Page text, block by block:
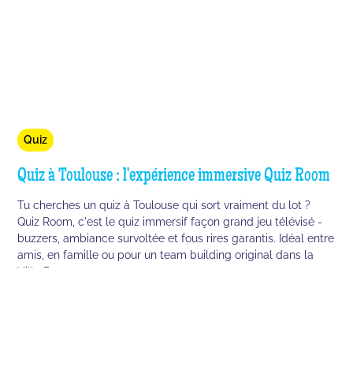
Quiz
Quiz à Toulouse : l'expérience immersive Quiz Room
Tu cherches un quiz à Toulouse qui sort vraiment du lot ?
Quiz Room, c'est le quiz immersif façon grand jeu télévisé -
buzzers, ambiance survoltée et fous rires garantis. Idéal entre
amis, en famille ou pour un team building original dans la
Ville Rose.